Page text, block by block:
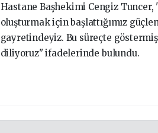
Hastane Başhekimi Cengiz
oluşturmak için başlattığımız
gayretindeyiz. Bu süreçte
diliyoruz" ifadelerinde bulundu.